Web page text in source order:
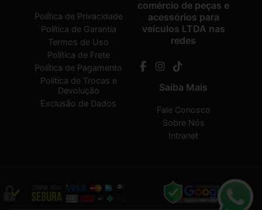
Política de Privacidade
Política de Garantia
Termos de Uso
Política de Frete
Política de Pagamento
Política de Trocas e
Devolução
Exclusão de Dados
comércio de peças e
acessórios para
veículos LTDA nas
redes
Saiba Mais
Fale Conosco
Sobre Nós
Intranet